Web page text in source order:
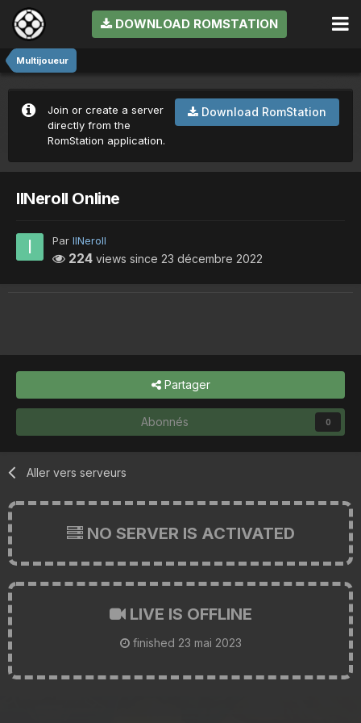
DOWNLOAD ROMSTATION
Multijoueur
Download RomStation
Join or create a server
directly from the
RomStation application.
IINeroII Online
Par IINeroII
224 views since 23 décembre 2022
Partager
Abonnés 0
Aller vers serveurs
NO SERVER IS ACTIVATED
LIVE IS OFFLINE
finished 23 mai 2023